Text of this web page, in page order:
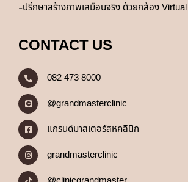
ปรึกษาสร้างภาพเสมือนจริง ด้วยกล้อง
CONTACT US
082 473 8000
@grandmasterclinic
แกรนด์มาสเตอร์สหคลินิก
grandmasterclinic